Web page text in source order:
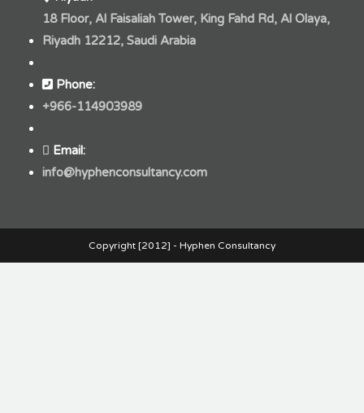
18 Floor, Al Faisaliah Tower, King Fahd Rd, Al Olaya,
Riyadh 12212, Saudi Arabia
Phone:
+966-114903989
Email:
info@hyphenconsultancy.com
Copyright [2012] - Hyphen Consultancy